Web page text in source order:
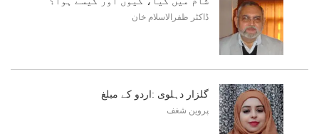
ڈاکٹر ظفرالاسلام خان
گلزار دہلوی :اردو کے مبلغ
پروین شغف